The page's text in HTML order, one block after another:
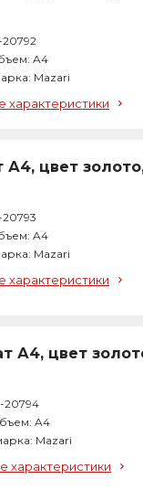
A4
Mazari
характеристики
цвет
A4
Mazari
характеристики
А4, цвет
20794
A4
Mazari
характеристики